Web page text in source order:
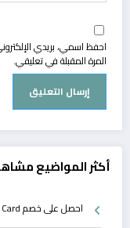
احفظ اسمي، بريدي
المرة المقبلة في تعليقي.
أكثر المواضيع
احصل على خصم RedotPay Card كوبونات حصرية